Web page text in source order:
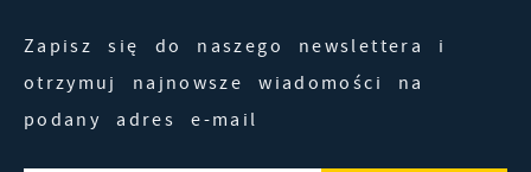
Zapisz się do naszego newslettera i
otrzymuj najnowsze wiadomości na
podany adres e-mail